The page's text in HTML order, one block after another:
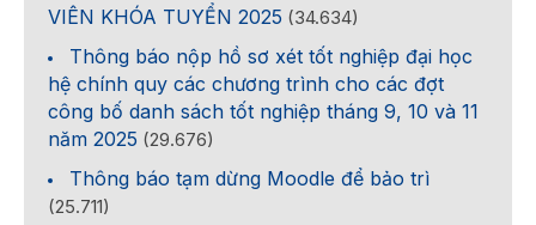
VIÊN KHÓA TUYỂN 2025 (34.634)
Thông báo nộp hồ sơ xét tốt nghiệp đại học
hệ chính quy các chương trình cho các đợt
công bố danh sách tốt nghiệp tháng 9, 10 và 11
năm 2025 (29.676)
Thông báo tạm dừng Moodle để bảo trì
(25.711)